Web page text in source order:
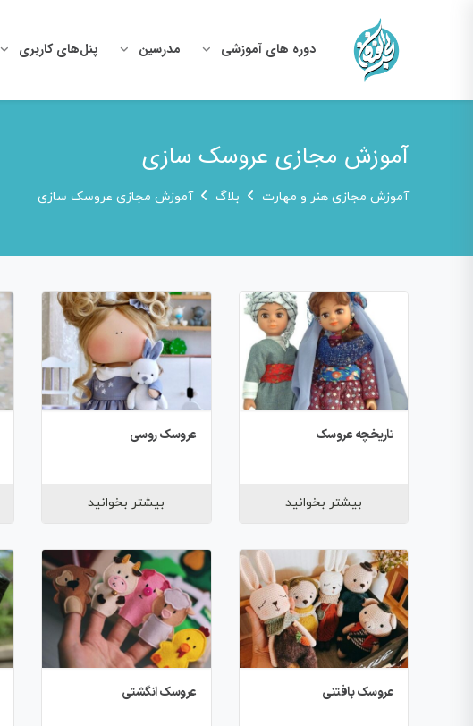
دوره های آموزشی مدرسین پنل‌های کاربری
آموزش مجازی عروسک سازی
آموزش مجازی هنر و مهارت بلاگ آموزش مجازی عروسک سازی
تاریخچه عروسک
بیشتر بخوانید
عروسک روسی
بیشتر بخوانید
عروسک بافتنی عروسک انگشتی